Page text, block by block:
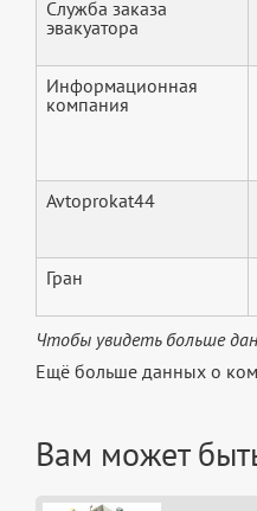
Служба заказа
эвакуатора
Информационная
компания
Avtoprokat44
Гран
Чтобы увидеть больше
Ещё больше данных о
Вам может